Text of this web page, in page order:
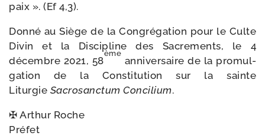
paix ». (Ef 4,3).
Donné au Siège de la Congrégation pour le Culte
Divin et la Discipline des Sacrements, le 4
décembre 2021, 58
ème
anni­ver­saire de la pro­mul­
ga­tion de la Constitution sur la sainte
Liturgie Sacrosanctum Concilium.
✠ Arthur Roche
Préfet